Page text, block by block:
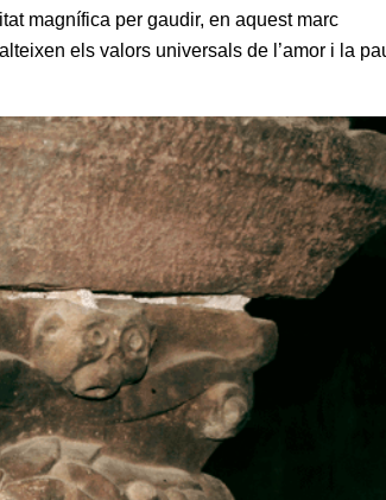
magnífica per gaudir, en aquest marc
els valors universals de l’amor i la